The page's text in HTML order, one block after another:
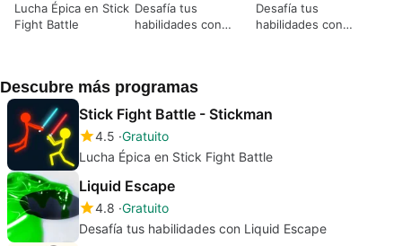
Lucha Épica en Stick
Fight Battle
Desafía tus
habilidades con
Desafía tus
habilidades con
Descubre más programas
Stick Fight Battle - Stickman
4.5 Gratuito
Lucha Épica en Stick Fight Battle
Liquid Escape
4.8 Gratuito
Desafía tus habilidades con Liquid Escape